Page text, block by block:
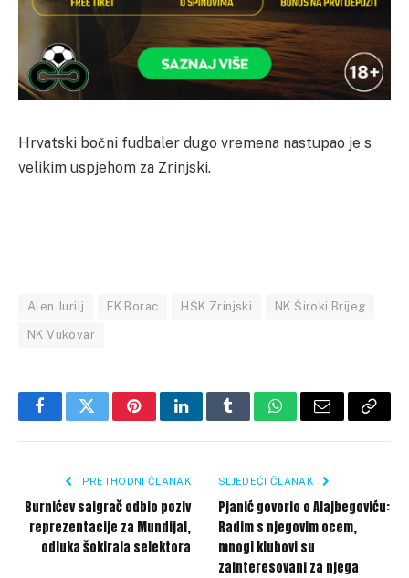
Hrvatski bočni fudbaler dugo vremena nastupao je s
velikim uspjehom za Zrinjski.
Alen Jurilj FK Borac HŠK Zrinjski NK Široki Brijeg
NK Vukovar
FacebookTwitterPinterestLinkedInTumblrWhatsApp
Email Copy
PRETHODNI ČLANAK
Burnićev saigrač odbio poziv
reprezentacije za Mundijal,
odluka šokirala selektora
SLJEDEĆI ČLANAK
Pjanić govorio o Alajbegoviću:
Radim s njegovim ocem,
mnogi klubovi su
zainteresovani za njega